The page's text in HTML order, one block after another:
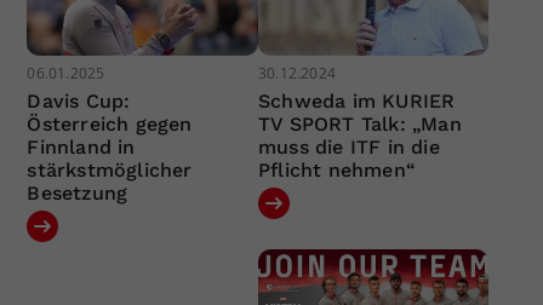
06.01.2025
Davis Cup:
Österreich gegen
Finnland in
stärkstmöglicher
Besetzung
30.12.2024
Schweda im KURIER
TV SPORT Talk: „Man
muss die ITF in die
Pflicht nehmen“